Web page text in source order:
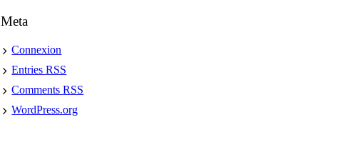
Meta
Connexion
EntriesRSS
CommentsRSS
WordPress.org